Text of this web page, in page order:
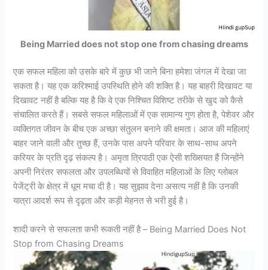
Being Married does not stop one from chasing dreams
एक सफल महिला को उसके बारे में कुछ भी जाने बिना हमेशा जंगल में देखा जा
सकता है। यह एक करिश्माई उपस्थिति होने की शक्ति है। यह बाहरी दिखावट या
दिखावट नहीं है बल्कि यह है कि वे एक निश्चित विशिष्ट तरीके से खुद को कैसे
संचालित करते हैं। सबसे सफल महिलाओं में एक सामान्य गुण होता है, पेशेवर और
व्यक्तिगत जीवन के बीच एक अच्छा संतुलन बनाने की क्षमता। आज की महिलाएं
बाहर जाने वाली और तुच्छ हैं, उनके पास अपने परिवार के साथ-साथ अपने
करियर के प्रति दृढ़ संकल्प है। अमृता त्रिपाठी एक ऐसी शख्सियत हैं जिन्होंने
अपनी निरंतर सफलता और उपलब्धियों से विवाहित महिलाओं के लिए ग्लोबल
पेजेंट्री के क्षेत्र में धूम मचा दी है। यह सुझाव देना असत्य नहीं है कि उनकी
यात्रा आदर्श रूप से दृढ़ता और कड़ी मेहनत से भरी हुई है।
शादी करने से सफलता कभी रूकती नहीं है – Being Married Does Not
Stop from Chasing Dreams